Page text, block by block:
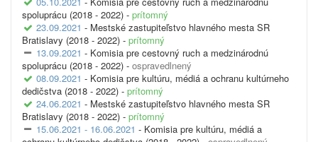
spoluprácu (2018 - 2022) - prítomný
23.09.2021 - Mestské zastupiteľstvo hlavného mesta SR
Bratislavy (2018 - 2022) - prítomný
13.09.2021 - Komisia pre cestovný ruch a medzinárodnú
spoluprácu (2018 - 2022) - ospravedlnený
08.09.2021 - Komisia pre kultúru, médiá a ochranu kultúrneho
dedičstva (2018 - 2022) - prítomný
24.06.2021 - Mestské zastupiteľstvo hlavného mesta SR
Bratislavy (2018 - 2022) - prítomný
15.06.2021 - 16.06.2021 - Komisia pre kultúru, médiá a